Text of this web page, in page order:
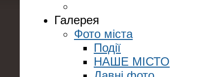
Галерея
Фото міста
Події
НАШЕ МІСТО